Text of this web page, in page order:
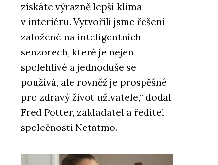
získáte výrazně lepší klima
v interiéru. Vytvořili jsme řešení
založené na inteligentních
senzorech, které je nejen
spolehlivé a jednoduše se
používá, ale rovněž je prospěšné
pro zdravý život uživatele,“ dodal
Fred Potter, zakladatel a ředitel
společnosti Netatmo.